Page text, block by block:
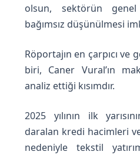
olsun, sektörün
bağımsız düşünülmesi
Röportajın en çarpıcı
biri, Caner Vural’ın
analiz ettiği kısımdır.
2025 yılının ilk
daralan kredi hacimleri
nedeniyle tekstil